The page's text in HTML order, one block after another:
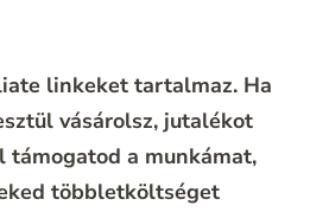
linkeket tartalmaz. Ha
vásárolsz, jutalékot
támogatod a munkámat,
többletköltséget